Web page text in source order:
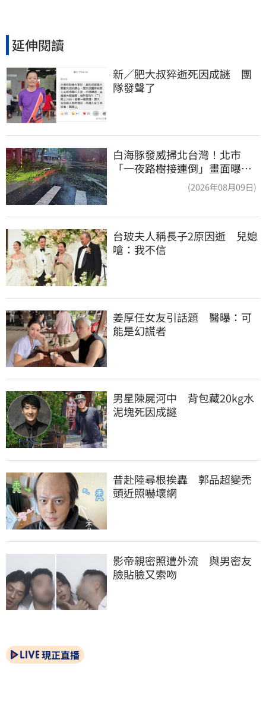
延伸閱讀
新／肥大叔猝逝死因成謎　團
隊發聲了
白海豚發威掃北台灣！北市
「一夜路樹接連倒」畫面曝
15米巨樹躺路中央(2026年08月09日)
台玻夫人稱長子2原因逝　兒媳
嗆：我不信
姜厚任女友引話題　醫曝：可
能是幻謊者
男星陳屍河中　背包藏20kg水
泥塊死因成謎
昔赴陸尋根挨轟　郭品超變禿
頭近照嚇壞網
影帝親密照遭外流　與男密友
臉貼臉又索吻
現正直播